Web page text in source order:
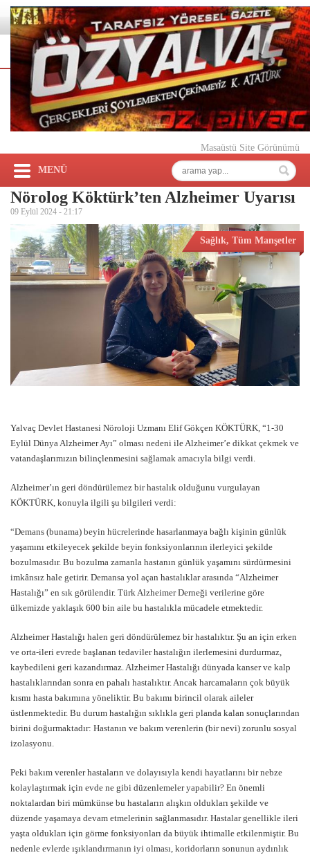
Masaüstü Site Görünümü
MENÜ
Nörolog Köktürk’ten Alzheimer Uyarısı
09 Eylül 2024 - 21:17
Sağlık, Tüm Manşetler
Yalvaç Devlet Hastanesi Nöroloji Uzmanı Elif Gökçen KÖKTÜRK, “1-30
Eylül Dünya Alzheimer Ayı” olması nedeni ile Alzheimer’e dikkat çekmek ve
vatandaşlarımızın bilinçlenmesini sağlamak amacıyla bilgi verdi.
Alzheimer’ın geri döndürülemez bir hastalık olduğunu vurgulayan
KÖKTÜRK, konuyla ilgili şu bilgileri verdi:
“Demans (bunama) beyin hücrelerinde hasarlanmaya bağlı kişinin günlük
yaşamını etkileyecek şekilde beyin fonksiyonlarının ilerleyici şekilde
bozulmasıdır. Bu bozulma zamanla hastanın günlük yaşamını sürdürmesini
imkânsız hale getirir. Demansa yol açan hastalıklar arasında “Alzheimer
Hastalığı” en sık görülendir. Türk Alzheimer Derneği verilerine göre
ülkemizde yaklaşık 600 bin aile bu hastalıkla mücadele etmektedir.
Alzheimer Hastalığı halen geri döndürülemez bir hastalıktır. Şu an için erken
ve orta-ileri evrede başlanan tedaviler hastalığın ilerlemesini durdurmaz,
kaybedileni geri kazandırmaz. Alzheimer Hastalığı dünyada kanser ve kalp
hastalıklarından sonra en pahalı hastalıktır. Ancak harcamaların çok büyük
kısmı hasta bakımına yöneliktir. Bu bakımı birincil olarak aileler
üstlenmektedir. Bu durum hastalığın sıklıkla geri planda kalan sonuçlarından
birini doğurmaktadır: Hastanın ve bakım verenlerin (bir nevi) zorunlu sosyal
izolasyonu.
Peki bakım verenler hastaların ve dolayısıyla kendi hayatlarını bir nebze
kolaylaştırmak için evde ne gibi düzenlemeler yapabilir? En önemli
noktalardan biri mümkünse bu hastaların alışkın oldukları şekilde ve
düzende yaşamaya devam etmelerinin sağlanmasıdır. Hastalar genellikle ileri
yaşta oldukları için görme fonksiyonları da büyük ihtimalle etkilenmiştir. Bu
nedenle evlerde ışıklandırmanın iyi olması, koridorların sonunun aydınlık